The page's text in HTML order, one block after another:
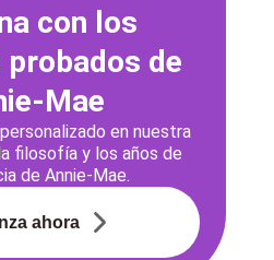
con los
de
Mae
en nuestra
filosofía y los años de
de Annie-Mae.
ahora